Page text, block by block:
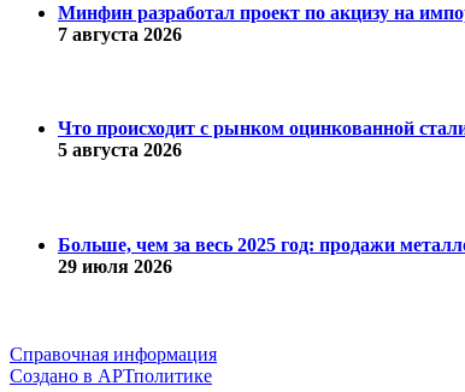
Минфин разработал проект по акцизу на
7 августа 2026
Что происходит с рынком оцинкованной
5 августа 2026
Больше, чем за весь 2025 год: продажи
29 июля 2026
Справочная информация
Cоздано в АРТполитике